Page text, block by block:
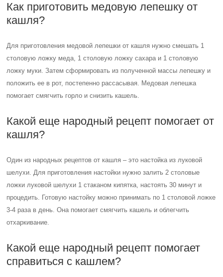
Как приготовить медовую лепешку от
кашля?
Для приготовления медовой лепешки от кашля нужно смешать 1
столовую ложку меда, 1 столовую ложку сахара и 1 столовую
ложку муки. Затем сформировать из полученной массы лепешку и
положить ее в рот, постепенно рассасывая. Медовая лепешка
помогает смягчить горло и снизить кашель.
Какой еще народный рецепт помогает от
кашля?
Один из народных рецептов от кашля – это настойка из луковой
шелухи. Для приготовления настойки нужно залить 2 столовые
ложки луковой шелухи 1 стаканом кипятка, настоять 30 минут и
процедить. Готовую настойку можно принимать по 1 столовой ложке
3-4 раза в день. Она помогает смягчить кашель и облегчить
отхаркивание.
Какой еще народный рецепт помогает
справиться с кашлем?